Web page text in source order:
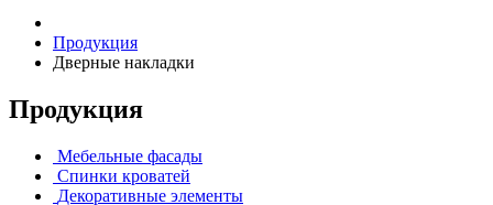
Продукция
Дверные накладки
Продукция
Мебельные фасады
Спинки кроватей
Декоративные элементы